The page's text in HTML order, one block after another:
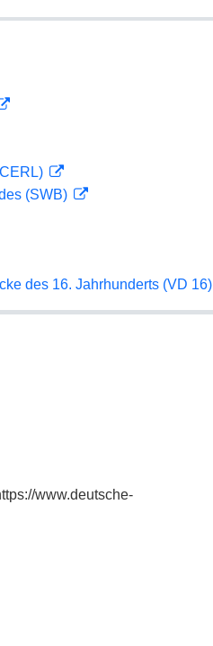
(SWB)
des 16. Jahrhunderts (VD 16)
www.deutsche-